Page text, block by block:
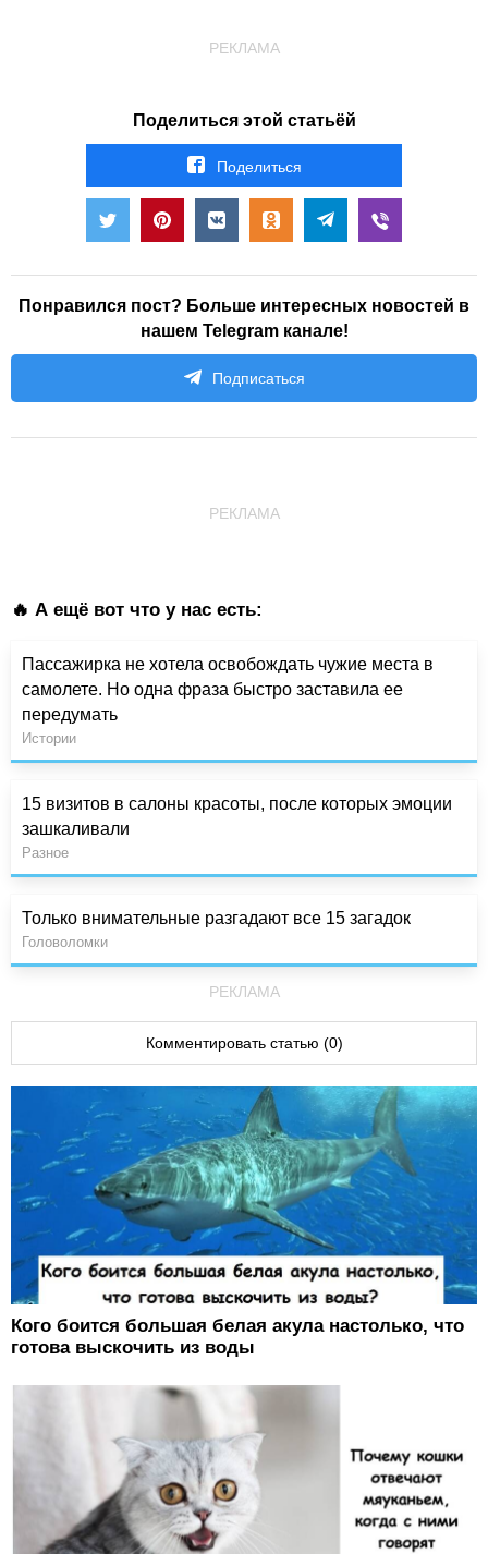
РЕКЛАМА
Поделиться этой статьёй
Поделиться
Понравился пост? Больше интересных новостей в
нашем Telegram канале!
Подписаться
РЕКЛАМА
🔥 А ещё вот что у нас есть:
Пассажирка не хотела освобождать чужие места в
самолете. Но одна фраза быстро заставила ее
передумать
Истории
15 визитов в салоны красоты, после которых эмоции
зашкаливали
Разное
Только внимательные разгадают все 15 загадок
Головоломки
РЕКЛАМА
Комментировать статью (0)
Кого боится большая белая акула настолько, что
готова выскочить из воды